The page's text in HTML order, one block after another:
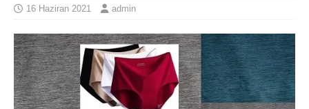
16 Haziran 2021 admin